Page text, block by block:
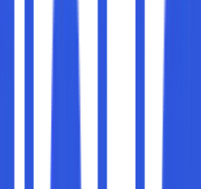
meng-host satu atau